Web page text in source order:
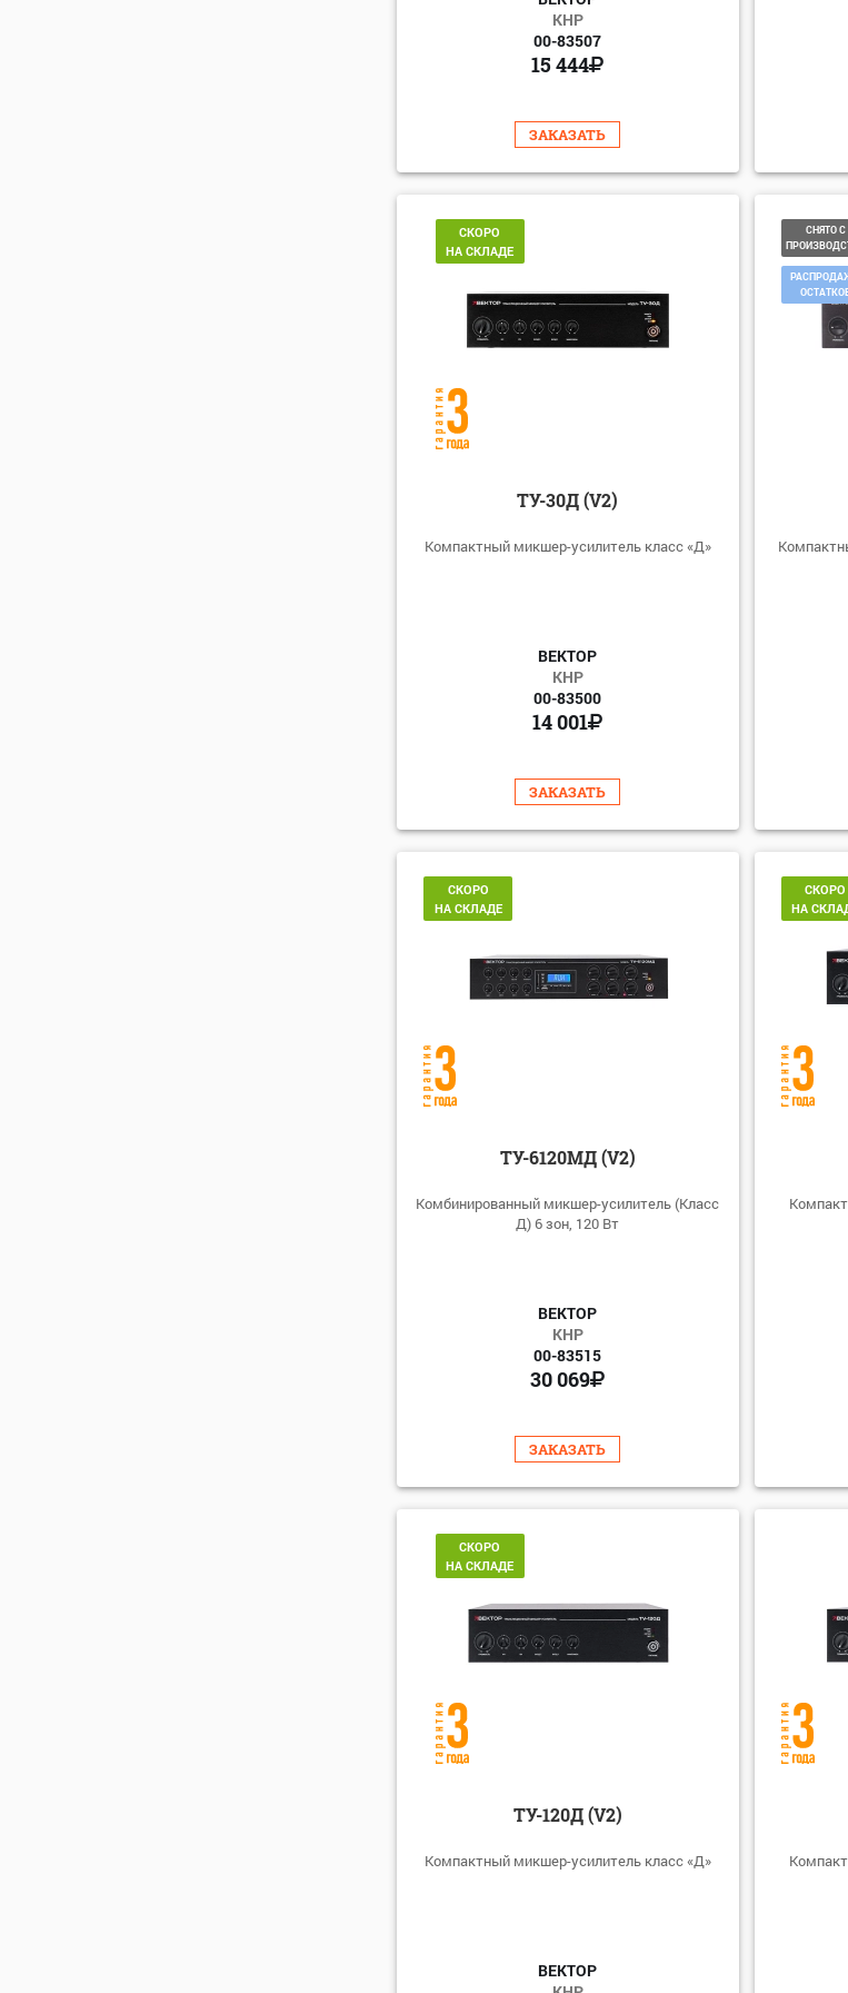
КНР
00-83507
15 444
ЗАКАЗАТЬ
СКОРО
НА СКЛАДЕ
ТУ-30Д (V2)
Компактный микшер-усилитель класс «Д»
ВЕКТОР
КНР
00-83500
14 001
ЗАКАЗАТЬ
СНЯТО С
СКОРО
НА СКЛАДЕ
ТУ-6120МД (V2)
Комбинированный микшер-усилитель (Класс
Д) 6 зон, 120 Вт
ВЕКТОР
КНР
00-83515
30 069
ЗАКАЗАТЬ
СКОРО
НА
СКОРО
НА СКЛАДЕ
ТУ-120Д (V2)
Компактный микшер-усилитель класс «Д»
ВЕКТОР